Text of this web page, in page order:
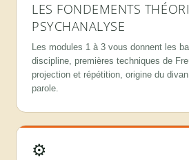
LES FONDEMENTS
PSYCHANALYSE
Les modules 1 à 3 vous donnent les
discipline, premières techniques de
projection et répétition, origine du
parole.
⚙